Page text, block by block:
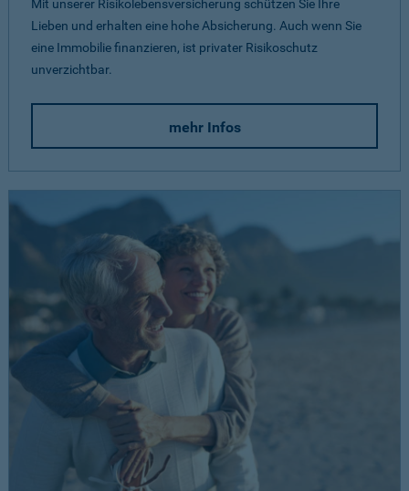
Mit unserer Risikolebensversicherung schützen Sie Ihre
Lieben und erhalten eine hohe Absicherung. Auch wenn Sie
eine Immobilie finanzieren, ist privater Risikoschutz
unverzichtbar.
mehr Infos